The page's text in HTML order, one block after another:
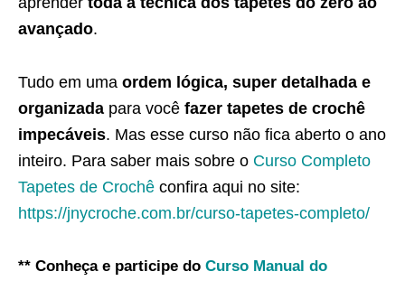
avançado.
Tudo em uma ordem lógica, super detalhada e
organizada para você fazer tapetes de crochê
impecáveis. Mas esse curso não fica aberto o ano
inteiro. Para saber mais sobre o Curso Completo
Tapetes de Crochê confira aqui no site:
https://jnycroche.com.br/curso-tapetes-completo/
** Conheça e participe do Curso Manual do